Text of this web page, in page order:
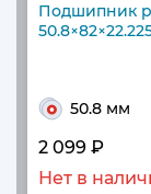
Подшипник
50.8 мм
2 099 ₽
Нет в